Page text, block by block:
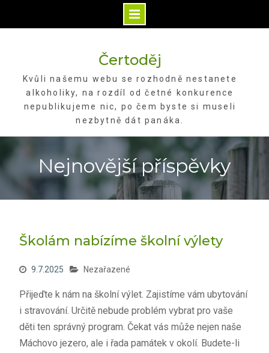
Čertoděj
Kvůli našemu webu se rozhodně nestanete
alkoholiky, na rozdíl od četné konkurence
nepublikujeme nic, po čem byste si museli
nezbytně dát panáka.
Nejnovější příspěvky
Školám nabízíme školní výlety
9.7.2025 Nezařazené
Přijeďte k nám na školní výlet. Zajistíme vám ubytování
i stravování. Určitě nebude problém vybrat pro vaše
děti ten správný program. Čekat vás může nejen naše
Máchovo jezero, ale i řada památek v okolí. Budete-li